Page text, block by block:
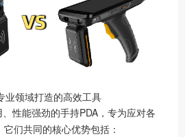
业领域打造的高效工具
性能强劲的手持PDA，专为应对各
们共同的核心优势包括：